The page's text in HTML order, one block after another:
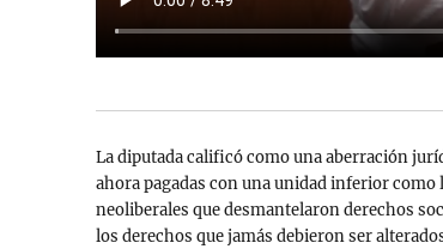
La diputada calificó como una aberración
ahora pagadas con una unidad inferior
neoliberales que desmantelaron derechos
los derechos que jamás debieron ser